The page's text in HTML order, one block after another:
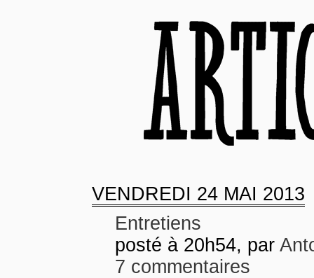
VENDREDI 24 MAI 2013
Entretiens
posté à 20h54, par
7 commentaires